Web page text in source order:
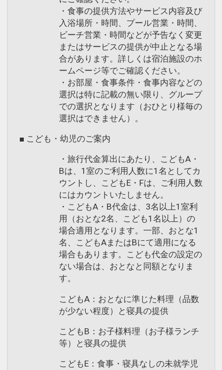
・食事の提供方法やサービス内容及び
入浴場所・時間、プール営業・時間、
ビーチ営業・時間などが予告なく変更
またはサービスの提供が中止となる場
合があります。詳しくは宿泊施設のホ
ームページ等でご確認ください。
・お部屋・食事条件・食事内容などの
選択は特に記載の無い限り、グループ
での選択となります（おひとり様毎の
選択はできません）。
■ こども・幼児のご案内
・旅行代金算出にあたり、こどもA・
Bは、1室のご利用人数に1名としてカ
ウントし、こどもE・Fは、ご利用人数
にはカウントいたしません。
・こどもA・B代金は、3名以上1室利
用（おとな2名、こども1名以上）の
場合適用となります。一部、おとな1
名、こどもAまたはBにて適用になる
場合もあります。こども代金の設定の
ない場合は、おとなと同額となりま
す。
こどもA：おとなに準じた料理（品数
が少ない程度）と寝具の提供
こどもB：お子様料理（お子様ランチ
等）と寝具の提供
こどもE：食事・寝具なしの未就学児